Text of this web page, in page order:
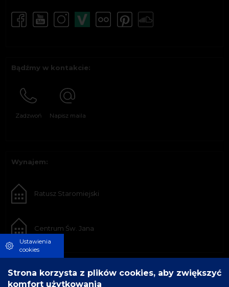
Bądźmy w kontakcie:
Zadzwoń Napisz maila
Wynajem:
Ratusz Staromiejski
Centrum Św. Jana
Ustawienia
cookies
Strona korzysta z plików cookies, aby zwiększyć
komfort użytkowania